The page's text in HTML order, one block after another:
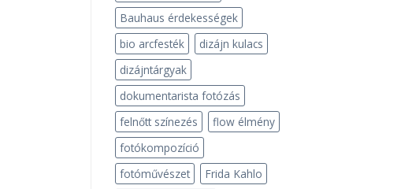
Bauhaus érdekességek
bio arcfesték
dizájn kulacs
dizájntárgyak
dokumentarista fotózás
felnőtt színezés
flow élmény
fotókompozíció
fotóművészet
Frida Kahlo